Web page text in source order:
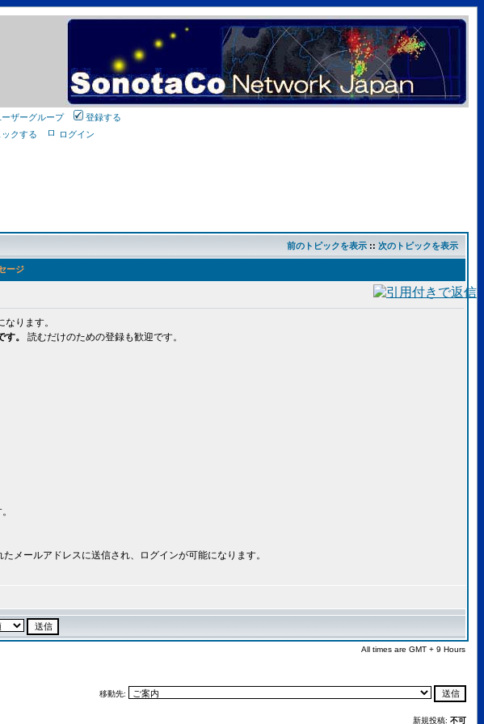
ーザーグループ
登録する
クする ログイン
前のトピックを表示 :: 次のトピックを表示
ージ
ります。
す。 読むだけのための登録も歓迎です。
メールアドレスに送信され、ログインが可能になります。
All times are GMT + 9 Hours
移動先:
新規投稿: 不可